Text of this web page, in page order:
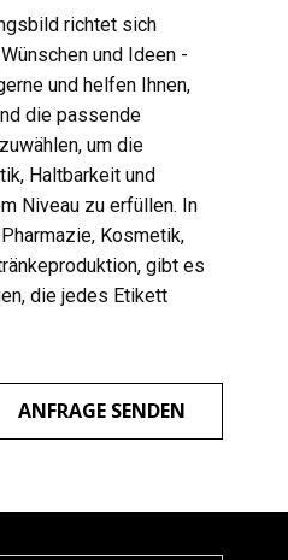
richtet sich
und Ideen -
und helfen Ihnen,
die passende
um die
Haltbarkeit und
Niveau zu erfüllen. In
Kosmetik,
gibt es
die jedes Etikett
ANFRAGE SENDEN